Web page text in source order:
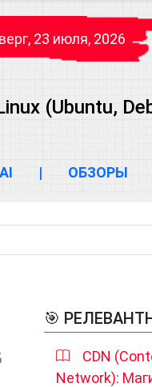
23 июля, 2026
(Ubuntu,
AI | ОБЗОРЫ
🎯
CDN
Network):